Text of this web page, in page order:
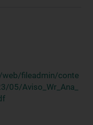
web/fileadmin/conte
Aviso_Wr_Ana_